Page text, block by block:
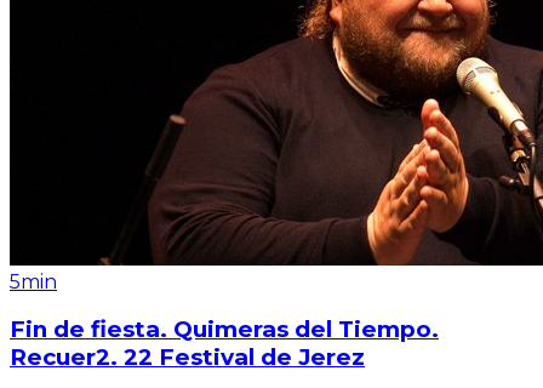
5min
Fin de fiesta. Quimeras del Tiempo.
Recuer2. 22 Festival de Jerez